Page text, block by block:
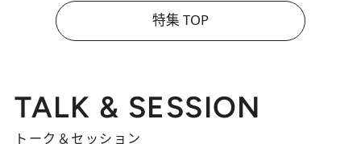
特集 TOP
TALK & SESSION
トーク＆セッション